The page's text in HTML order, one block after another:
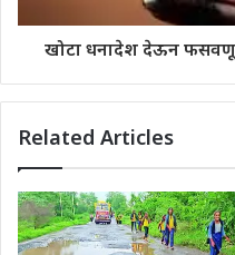
खोटा धनादेश देऊन
Related Articles